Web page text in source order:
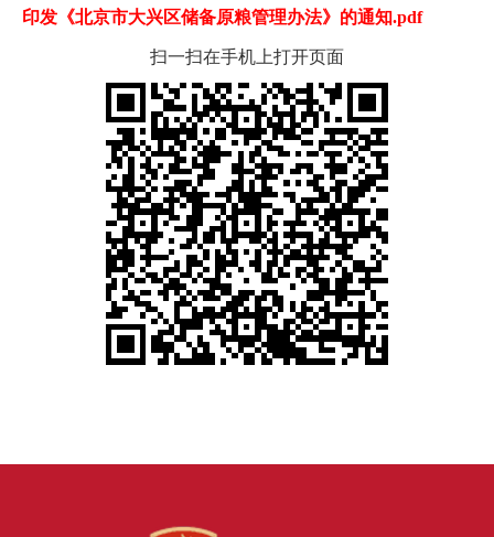
印发《北京市大兴区储备原粮管理办法》的通知.pdf
扫一扫在手机上打开页面